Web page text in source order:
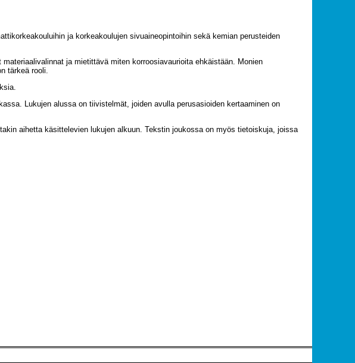
ja korkeakoulujen sivuaineopintoihin sekä kemian perusteiden
ja mietittävä miten korroosiavaurioita ehkäistään. Monien
tärkeä rooli.
Lukujen alussa on tiivistelmät, joiden avulla perusasioiden kertaaminen on
aihetta käsittelevien lukujen alkuun. Tekstin joukossa on myös tietoiskuja, joissa